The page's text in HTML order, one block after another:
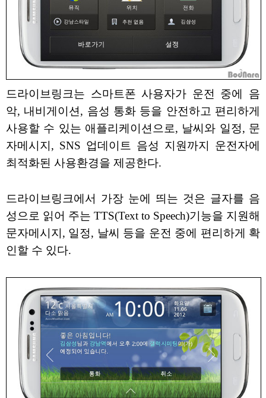
드라이브링크는 스마트폰 사용자가 운전 중에 음
악, 내비게이션, 음성 통화 등을 안전하고 편리하게
사용할 수 있는 애플리케이션으로, 날씨와 일정, 문
자메시지, SNS 업데이트 음성 지원까지 운전자에
최적화된 사용환경을 제공한다.
드라이브링크에서 가장 눈에 띄는 것은 글자를 음
성으로 읽어 주는 TTS(Text to Speech)기능을 지원해
문자메시지, 일정, 날씨 등을 운전 중에 편리하게 확
인할 수 있다.